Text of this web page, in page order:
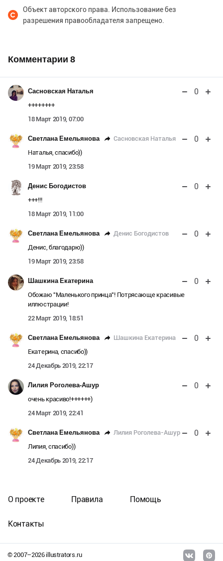
Объект авторского права. Использование без
разрешения правообладателя запрещено.
Комментарии 8
Сасновская Наталья 0
++++++++
18 Март 2019, 07:00
Светлана Емельянова Сасновская Наталья 0
Наталья, спасибо))
19 Март 2019, 23:58
Денис Богодистов 0
+++!!!
18 Март 2019, 11:00
Светлана Емельянова Денис Богодистов 0
Денис, благодарю))
19 Март 2019, 23:58
Шашкина Екатерина 0
Обожаю "Маленького принца"! Потрясающе красивые
иллюстрации!
22 Март 2019, 18:51
Светлана Емельянова Шашкина Екатерина 0
Екатерина, спасибо))
24 Декабрь 2019, 22:17
Лилия Роголева-Ашур 0
очень красиво!++++++)
24 Март 2019, 22:41
Светлана Емельянова Лилия Роголева-Ашур 0
Лилия, спасибо))
24 Декабрь 2019, 22:17
© 2007–2026illustrators.ru
О проекте Правила Помощь
Контакты